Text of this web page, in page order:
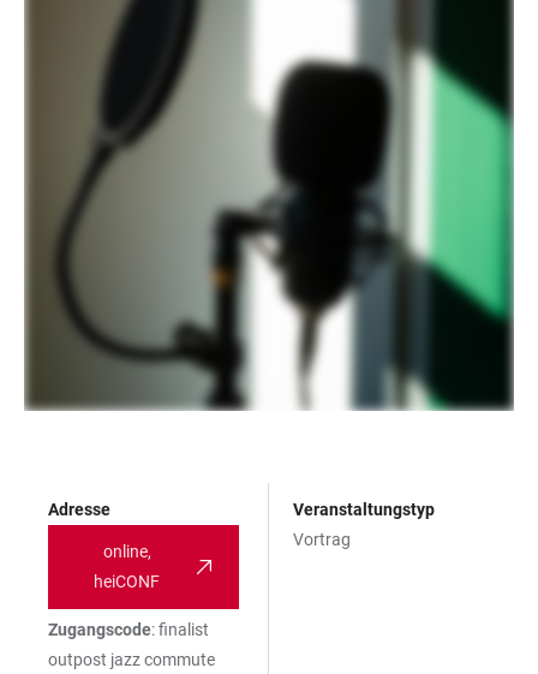
Adresse
online,
heiCONF
Zugangscode: finalist
outpost jazz commute
Veranstaltungstyp
Vortrag